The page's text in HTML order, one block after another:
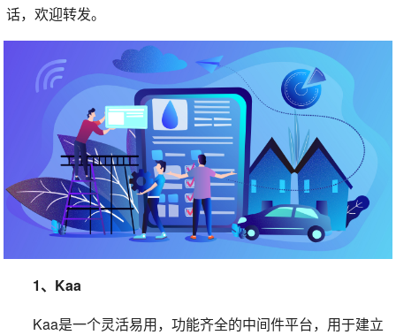
话，欢迎转发。
1、Kaa
Kaa是一个灵活易用，功能齐全的中间件平台，用于建立